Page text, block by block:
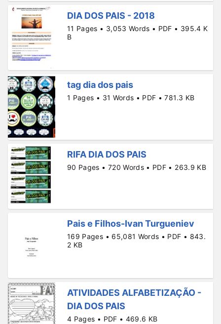
DIA DOS PAIS - 2018
11 Pages • 3,053 Words • PDF • 395.4 K
B
tag dia dos pais
1 Pages • 31 Words • PDF • 781.3 KB
RIFA DIA DOS PAIS
90 Pages • 720 Words • PDF • 263.9 KB
Pais e Filhos-Ivan Turgueniev
169 Pages • 65,081 Words • PDF • 843.
2 KB
ATIVIDADES ALFABETIZAÇÃO -
DIA DOS PAIS
4 Pages • PDF • 469.6 KB